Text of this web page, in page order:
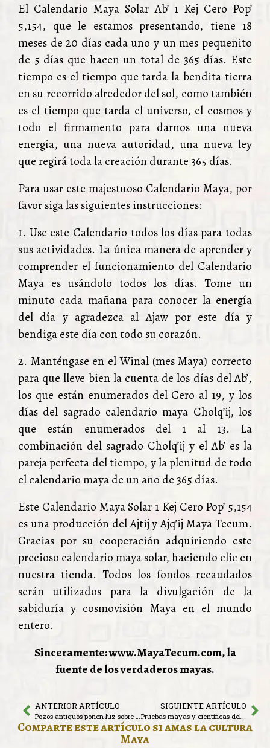
El Calendario Maya Solar Ab’ 1 Kej Cero Pop’
5,154, que le estamos presentando, tiene 18
meses de 20 días cada uno y un mes pequeñito
de 5 días que hacen un total de 365 días. Este
tiempo es el tiempo que tarda la bendita tierra
en su recorrido alrededor del sol, como también
es el tiempo que tarda el universo, el cosmos y
todo el firmamento para darnos una nueva
energía, una nueva autoridad, una nueva ley
que regirá toda la creación durante 365 días.
Para usar este majestuoso Calendario Maya, por
favor siga las siguientes instrucciones:
1. Use este Calendario todos los días para todas
sus actividades. La única manera de aprender y
comprender el funcionamiento del Calendario
Maya es usándolo todos los días. Tome un
minuto cada mañana para conocer la energía
del día y agradezca al Ajaw por este día y
bendiga este día con todo su corazón.
2. Manténgase en el Winal (mes Maya) correcto
para que lleve bien la cuenta de los días del Ab’,
los que están enumerados del Cero al 19, y los
días del sagrado calendario maya Cholq’ij, los
que están enumerados del 1 al 13. La
combinación del sagrado Cholq’ij y el Ab’ es la
pareja perfecta del tiempo, y la plenitud de todo
el calendario maya de un año de 365 días.
Este Calendario Maya Solar 1 Kej Cero Pop’ 5,154
es una producción del Ajtij y Ajq’ij Maya Tecum.
Gracias por su cooperación adquiriendo este
precioso calendario maya solar, haciendo clic en
nuestra tienda. Todos los fondos recaudados
serán utilizados para la divulgación de la
sabiduría y cosmovisión Maya en el mundo
entero.
Sinceramente: www.MayaTecum.com, la
fuente de los verdaderos mayas.
ANTERIOR ARTÍCULO SIGUIENTE ARTÍCULO
Comparte este artículo si amas la cultura
Maya